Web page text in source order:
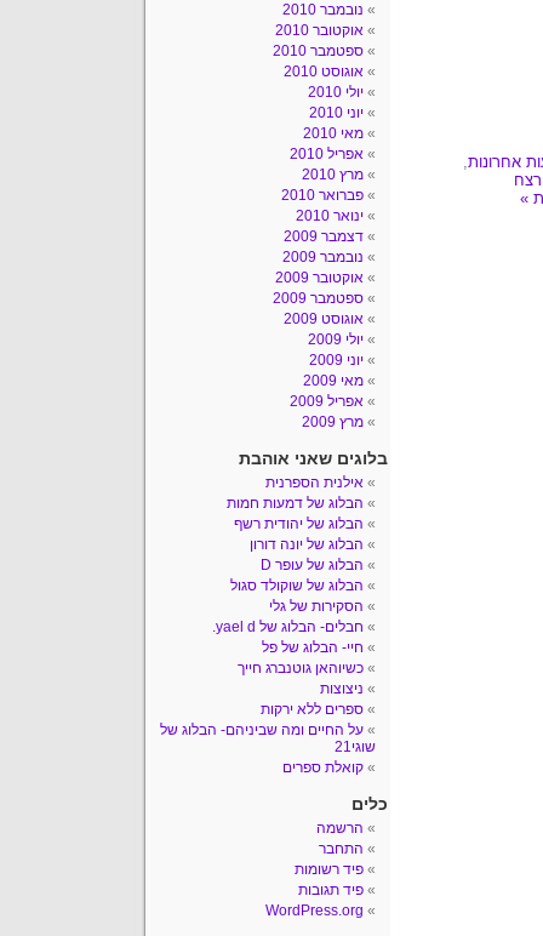
אחרונות,
רצח
»
נובמבר 2010
אוקטובר 2010
ספטמבר 2010
אוגוסט 2010
יולי 2010
יוני 2010
מאי 2010
אפריל 2010
מרץ 2010
פברואר 2010
ינואר 2010
דצמבר 2009
נובמבר 2009
אוקטובר 2009
ספטמבר 2009
אוגוסט 2009
יולי 2009
יוני 2009
מאי 2009
אפריל 2009
מרץ 2009
בלוגים שאני אוהבת
אילנית הספרנית
הבלוג של דמעות חמות
הבלוג של יהודית רשף
הבלוג של יונה דורון
הבלוג של עופר D
הבלוג של שוקולד סגול
הסקירות של גלי
חבלים- הבלוג של yael d.
חיי- הבלוג של פל
כשיוהאן גוטנברג חייך
ניצוצות
ספרים ללא ירקות
על החיים ומה שביניהם- הבלוג של
שוגי21
קואלת ספרים
כלים
הרשמה
התחבר
פיד רשומות
פיד תגובות
WordPress.org